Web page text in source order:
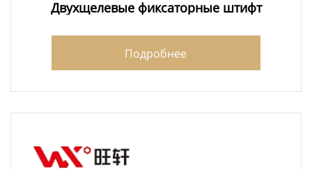
Двухщелевые фиксаторные штифт
Подробнее